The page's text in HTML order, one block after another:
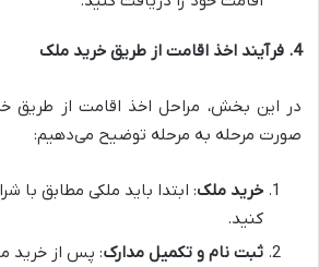
4. فرآیند اخذ اقامت از طریق خرید ملک
در این بخش، مراحل اخذ اقامت از طریق
صورت مرحله به مرحله توضیح می‌دهیم:
خرید ملک: ابتدا باید ملکی مطابق با
کنید.
ثبت نام و تکمیل مدارک: پس از خرید